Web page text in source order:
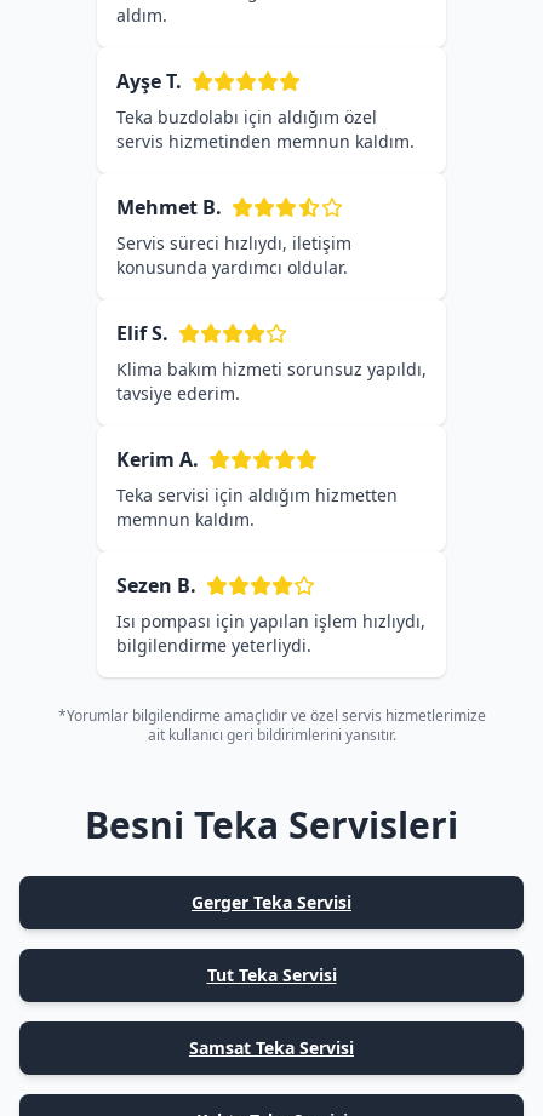
aldım.
Ayşe T.
Teka buzdolabı için aldığım özel
servis hizmetinden memnun kaldım.
Mehmet B.
Servis süreci hızlıydı, iletişim
konusunda yardımcı oldular.
Elif S.
Klima bakım hizmeti sorunsuz yapıldı,
tavsiye ederim.
Kerim A.
Teka servisi için aldığım hizmetten
memnun kaldım.
Sezen B.
Isı pompası için yapılan işlem hızlıydı,
bilgilendirme yeterliydi.
*Yorumlar bilgilendirme amaçlıdır ve özel servis hizmetlerimize
ait kullanıcı geri bildirimlerini yansıtır.
Besni Teka Servisleri
Gerger Teka Servisi
Tut Teka Servisi
Samsat Teka Servisi